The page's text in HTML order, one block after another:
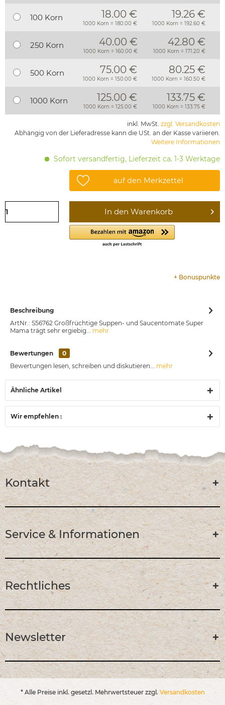
100 Korn 18.00 €
1000 Korn = 180.00 €
19.26 €
1000 Korn = 192.60 €
250 Korn 40.00 €
1000 Korn = 160.00 €
42.80 €
1000 Korn = 171.20 €
500 Korn 75.00 €
1000 Korn = 150.00 €
80.25 €
1000 Korn = 160.50 €
1000 Korn 125.00 €
1000 Korn = 125.00 €
133.75 €
1000 Korn = 133.75 €
inkl. MwSt. zzgl. Versandkosten
Abhängig von der Lieferadresse kann die USt. an der Kasse variieren.
Weitere Informationen
Sofort versandfertig, Lieferzeit ca. 1-3 Werktage
auf den Merkzettel
In den Warenkorb
+ Bonuspunkte
Beschreibung
ArtNr.: S56762 Großfrüchtige Suppen- und Saucentomate Super
Mama trägt sehr ergiebig... mehr
Bewertungen
0
Bewertungen lesen, schreiben und diskutieren... mehr
Ähnliche Artikel
Wir empfehlen :
Kontakt
Service & Informationen
Rechtliches
Newsletter
* Alle Preise inkl. gesetzl. Mehrwertsteuer zzgl. Versandkosten